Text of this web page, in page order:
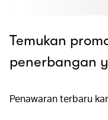
Temukan
penerbangan
Penawaran terbaru